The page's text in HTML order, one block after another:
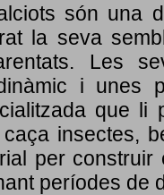
són una
la seva
Les
i unes
que li
caça insectes,
per
períodes de